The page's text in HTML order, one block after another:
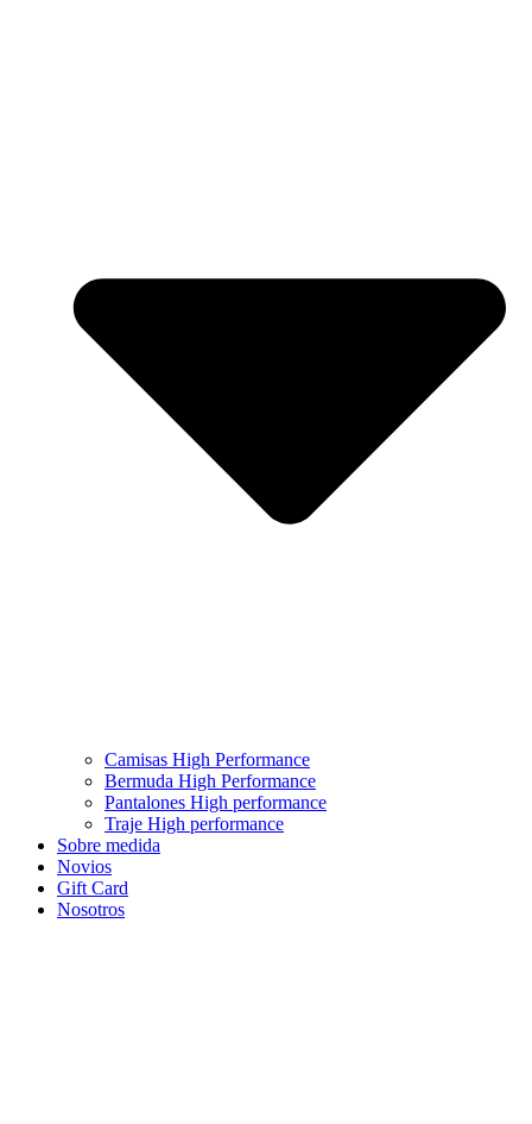
Camisas High Performance
Bermuda High Performance
Pantalones High performance
Traje High performance
Sobre medida
Novios
Gift Card
Nosotros